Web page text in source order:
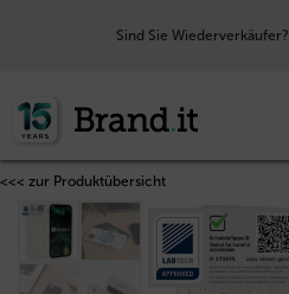
Sind Sie Wiederverkäufer?
<<< zur Produktübersicht